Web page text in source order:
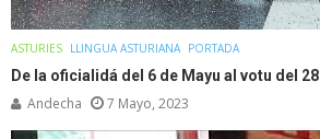
ASTURIES LLINGUA ASTURIANA PORTADA
De la oficialidá del 6 de Mayu al votu del 28
Andecha 7 Mayo, 2023